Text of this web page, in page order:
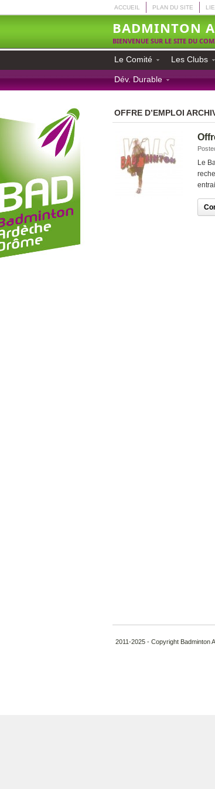
ACCUEIL PLAN DU SITE
BADMINTON
BIENVENUE SUR LE SITE DU
Le Comité Les Clubs
Dév. Durable
OFFRE D’EMPLOI
Le
2011-2025 - Copyright Badminton